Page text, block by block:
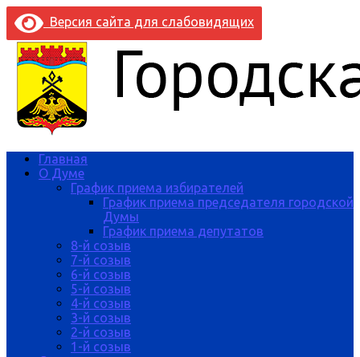
Версия сайта для слабовидящих
Главная
О Думе
График приема избирателей
График приема председателя городской
Думы
График приема депутатов
8-й созыв
7-й созыв
6-й созыв
5-й созыв
4-й созыв
3-й созыв
2-й созыв
1-й созыв